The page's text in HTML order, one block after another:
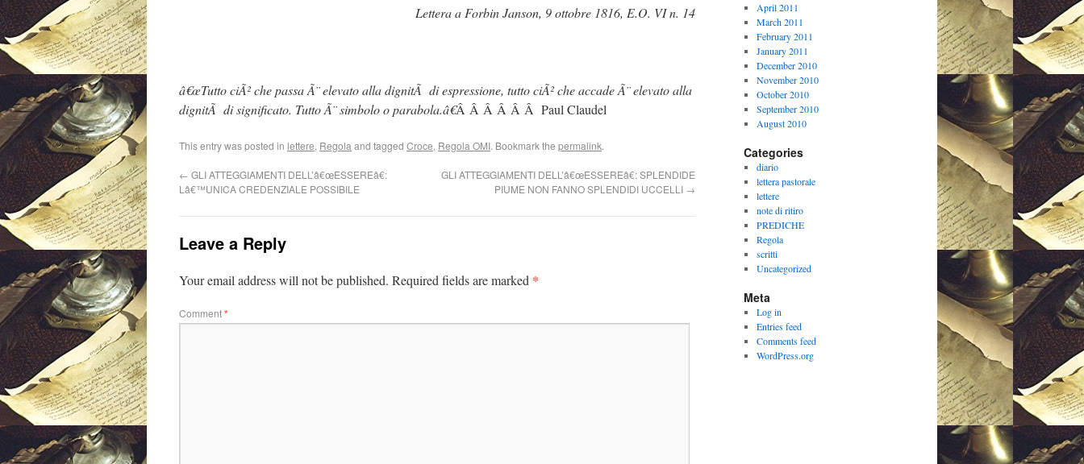
Lettera a Forbin Janson, 9 ottobre 1816, E.O. VI n. 14
â€œTutto ciÃ² che passa Ã¨ elevato alla dignitÃ di espressione, tutto ciÃ² che accade Ã¨ elevato alla
dignitÃ di significato. Tutto Ã¨ simbolo o parabola.â€Â Â Â Â Â Â Paul Claudel
This entry was posted in lettere, Regola and tagged Croce, Regola OMI. Bookmark the permalink.
← GLI ATTEGGIAMENTI DELL’â€œESSEREâ€:
Lâ€™UNICA CREDENZIALE POSSIBILE
GLI ATTEGGIAMENTI DELL’â€œESSEREâ€: SPLENDIDE
PIUME NON FANNO SPLENDIDI UCCELLI →
Leave a Reply
Your email address will not be published. Required fields are marked *
Comment*
April 2011
March 2011
February 2011
January 2011
December 2010
November 2010
October 2010
September 2010
August 2010
Categories
diario
lettera pastorale
lettere
note di ritiro
PREDICHE
Regola
scritti
Uncategorized
Meta
Log in
Entries feed
Comments feed
WordPress.org